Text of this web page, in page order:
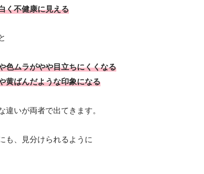
く不健康に見える
色ムラがやや目立ちにくくなる
黄ばんだような印象になる
違いが両者で出てきます。
も、見分けられるように